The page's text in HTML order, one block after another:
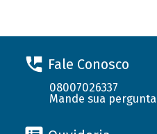
Fale Conosco
08007026337
Mande sua pergunta